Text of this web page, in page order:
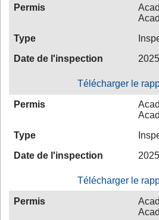
Permis
Type
Date de l'inspection
Télécharger le
Permis
Type
Date de l'inspection
Télécharger le
Permis